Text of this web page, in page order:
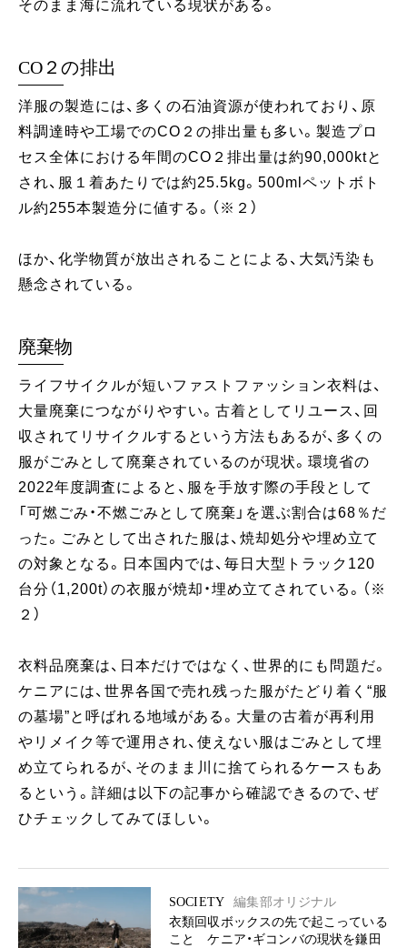
そのまま海に流れている現状がある。
CO２の排出
洋服の製造には、多くの石油資源が使われており、原
料調達時や工場でのCO２の排出量も多い。製造プロ
セス全体における年間のCO２排出量は約90,000ktと
され、服１着あたりでは約25.5kg。500mlペットボト
ル約255本製造分に値する。（※２）
ほか、化学物質が放出されることによる、大気汚染も
懸念されている。
廃棄物
ライフサイクルが短いファストファッション衣料は、
大量廃棄につながりやすい。古着としてリユース、回
収されてリサイクルするという方法もあるが、多くの
服がごみとして廃棄されているのが現状。環境省の
2022年度調査によると、服を手放す際の手段として
「可燃ごみ・不燃ごみとして廃棄」を選ぶ割合は68％だ
った。ごみとして出された服は、焼却処分や埋め立て
の対象となる。日本国内では、毎日大型トラック120
台分（1,200t）の衣服が焼却・埋め立てされている。（※
２）
衣料品廃棄は、日本だけではなく、世界的にも問題だ。
ケニアには、世界各国で売れ残った服がたどり着く“服
の墓場”と呼ばれる地域がある。大量の古着が再利用
やリメイク等で運用され、使えない服はごみとして埋
め立てられるが、そのまま川に捨てられるケースもあ
るという。詳細は以下の記事から確認できるので、ぜ
ひチェックしてみてほしい。
SOCIETY
編集部オリジナル
衣類回収ボックスの先で起こっている
こと ケニア・ギコンバの現状を鎌田